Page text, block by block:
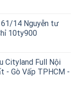
14 Nguyễn tư
10ty900
Cityland Full Nội
- Gò Vấp TPHCM -